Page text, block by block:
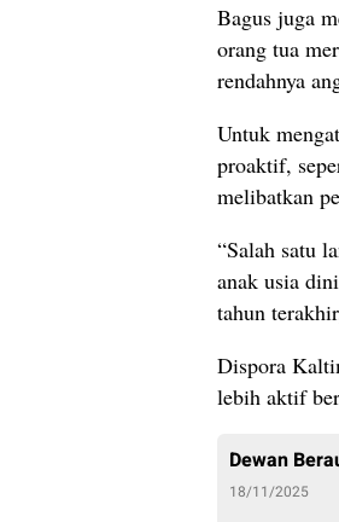
Bagus juga
orang tua
rendahnya
Untuk
proaktif,
melibatkan
“Salah satu
anak usia
tahun
Dispora
lebih aktif
Dewan
18/11/2025